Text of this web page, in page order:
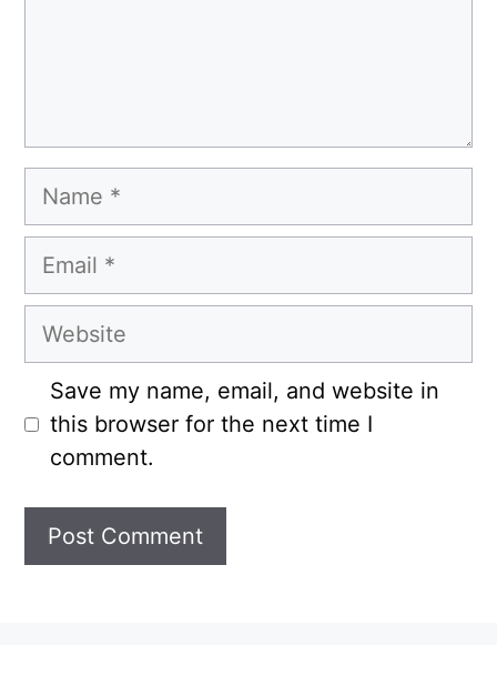
Name
Email
Website
Save my name, email, and website in
this browser for the next time I
comment.